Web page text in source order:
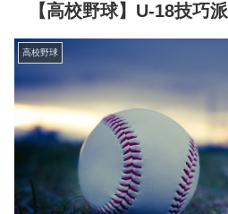
【高校野球】U-18技巧
高校野球